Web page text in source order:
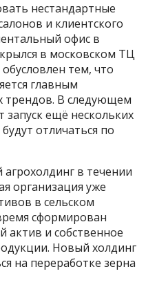
нестандартные
и клиентского
офис в
в московском ТЦ
тем, что
главным
трендов. В следующем
запуск ещё нескольких
отличаться по
агрохолдинг в течении
организация уже
в сельском
сформирован
актив и собственное
Новый холдинг
на переработке зерна